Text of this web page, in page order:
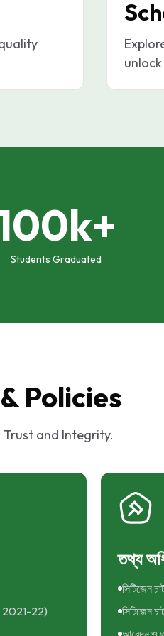
Students Graduated
Policies
and Integrity.
2021-22)
তথ্য
সিটিজেন
সিটিজেন